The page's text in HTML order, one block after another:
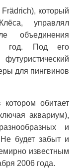
который
управлял
объединения
год. Под его
для пингвинов
обитает
аквариум),
и
будет забыт и
известным
2006 года.